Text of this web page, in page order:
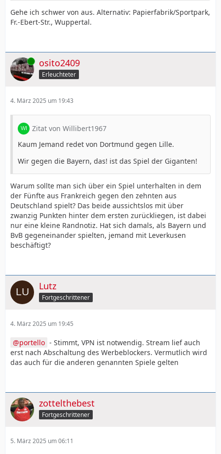
Gehe ich schwer von aus. Alternativ: Papierfabrik/Sportpark,
Fr.-Ebert-Str., Wuppertal.
Online osito2409
Erleuchteter
4. März 2025 um 19:43
Zitat von Willibert1967
Kaum Jemand redet von Dortmund gegen Lille.
Wir gegen die Bayern, das! ist das Spiel der Giganten!
Warum sollte man sich über ein Spiel unterhalten in dem
der Fünfte aus Frankreich gegen den zehnten aus
Deutschland spielt? Das beide aussichtslos mit über
zwanzig Punkten hinter dem ersten zurückliegen, ist dabei
nur eine kleine Randnotiz. Hat sich damals, als Bayern und
BvB gegeneinander spielten, jemand mit Leverkusen
beschäftigt?
Lutz
Fortgeschrittener
4. März 2025 um 19:45
portello - Stimmt, VPN ist notwendig. Stream lief auch
erst nach Abschaltung des Werbeblockers. Vermutlich wird
das auch für die anderen genannten Spiele gelten
zottelthebest
Fortgeschrittener
5. März 2025 um 06:11